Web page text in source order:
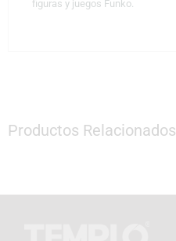
figuras y juegos Funko.
Productos Relacionados